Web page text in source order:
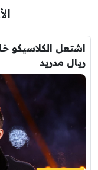
اشتعل الكلاسيكو
ريال مدريد